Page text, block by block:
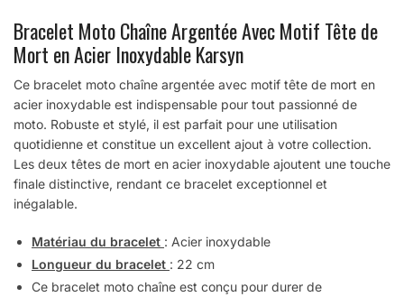
Bracelet Moto Chaîne Argentée Avec Motif Tête de
Mort en Acier Inoxydable Karsyn
Ce bracelet moto chaîne argentée avec motif tête de mort en
acier inoxydable est indispensable pour tout passionné de
moto. Robuste et stylé, il est parfait pour une utilisation
quotidienne et constitue un excellent ajout à votre collection.
Les deux têtes de mort en acier inoxydable ajoutent une touche
finale distinctive, rendant ce bracelet exceptionnel et
inégalable.
Matériau du bracelet : Acier inoxydable
Longueur du bracelet : 22 cm
Ce bracelet moto chaîne est conçu pour durer de